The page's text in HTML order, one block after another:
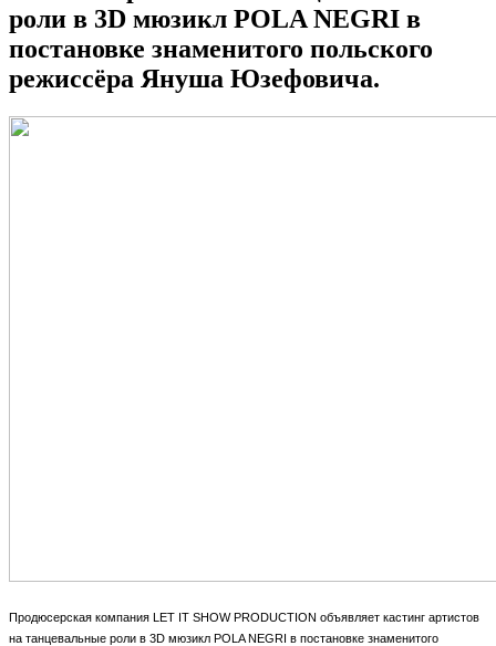
роли в 3D мюзикл POLA NEGRI в
постановке знаменитого польского
режиссёра Януша Юзефовича.
Продюсерская компания LET IT SHOW PRODUCTION объявляет кастинг артистов
на танцевальные роли в 3D мюзикл POLA NEGRI в постановке знаменитого